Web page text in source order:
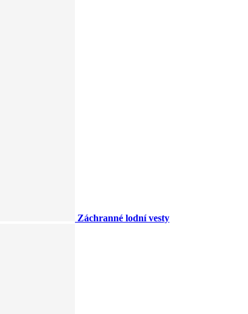
Záchranné lodní vesty